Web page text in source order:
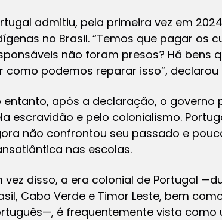
admitiu, pela primeira vez em
no Brasil. “Temos que pagar os
não foram presos? Há bens
como podemos reparar isso”,
entanto, após a declaração, o
escravidão e pelo colonialismo.
não confrontou seu passado e
nas escolas.
vez disso, a era colonial de Portugal
Cabo Verde e Timor Leste, bem
é frequentemente vista como